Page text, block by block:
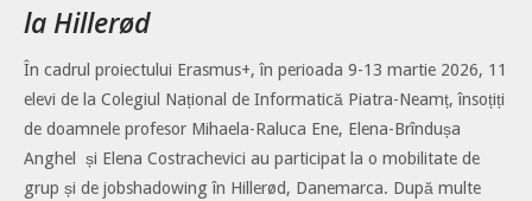
la Hillerød
În cadrul proiectului Erasmus+, în perioada 9-13 martie 2026, 11
elevi de la Colegiul Național de Informatică Piatra-Neamț, însoțiți
de doamnele profesor Mihaela-Raluca Ene, Elena-Brîndușa
Anghel și Elena Costrachevici au participat la o mobilitate de
grup și de jobshadowing în Hillerød, Danemarca. După multe